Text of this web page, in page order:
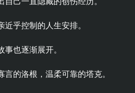
乎控制的人生安排。
也逐渐展开。
的洛根，温柔可靠的塔克。